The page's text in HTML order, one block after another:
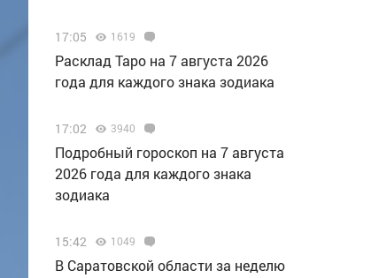
17:05 1619
Расклад Таро на 7 августа 2026
года для каждого знака зодиака
17:02 3940
Подробный гороскоп на 7 августа
2026 года для каждого знака
зодиака
15:42 1049
В Саратовской области за неделю